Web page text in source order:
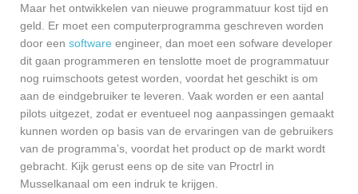
Maar het ontwikkelen van nieuwe programmatuur kost tijd en
geld. Er moet een computerprogramma geschreven worden
door een software engineer, dan moet een sofware developer
dit gaan programmeren en tenslotte moet de programmatuur
nog ruimschoots getest worden, voordat het geschikt is om
aan de eindgebruiker te leveren. Vaak worden er een aantal
pilots uitgezet, zodat er eventueel nog aanpassingen gemaakt
kunnen worden op basis van de ervaringen van de gebruikers
van de programma’s, voordat het product op de markt wordt
gebracht. Kijk gerust eens op de site van Proctrl in
Musselkanaal om een indruk te krijgen.